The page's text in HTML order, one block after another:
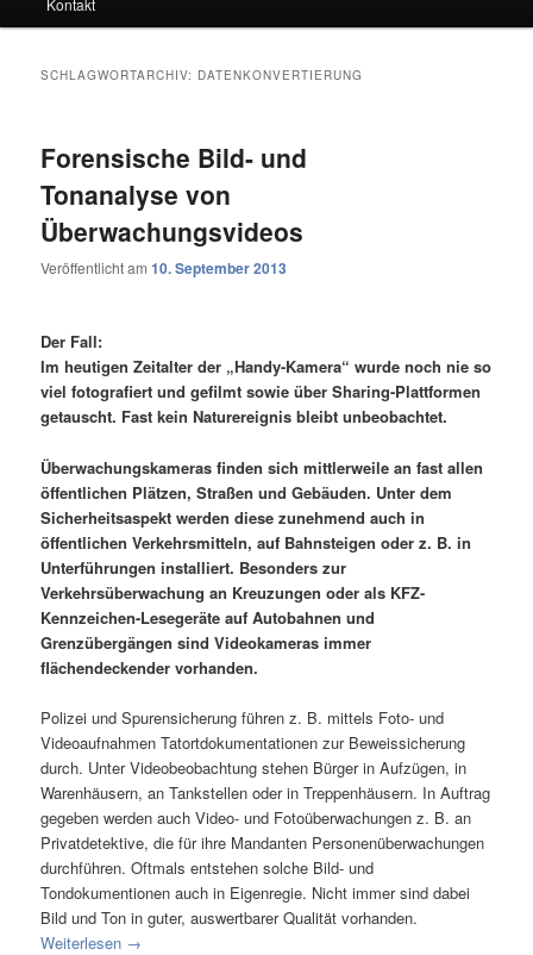
SCHLAGWORTARCHIV: DATENKONVERTIERUNG
Forensische Bild- und
Tonanalyse von
Überwachungsvideos
Veröffentlicht am10. September 2013
Der Fall:
Im heutigen Zeitalter der „Handy-Kamera“ wurde noch nie so
viel fotografiert und gefilmt sowie über Sharing-Plattformen
getauscht. Fast kein Naturereignis bleibt unbeobachtet.
Überwachungskameras finden sich mittlerweile an fast allen
öffentlichen Plätzen, Straßen und Gebäuden. Unter dem
Sicherheitsaspekt werden diese zunehmend auch in
öffentlichen Verkehrsmitteln, auf Bahnsteigen oder z. B. in
Unterführungen installiert. Besonders zur
Verkehrsüberwachung an Kreuzungen oder als KFZ-
Kennzeichen-Lesegeräte auf Autobahnen und
Grenzübergängen sind Videokameras immer
flächendeckender vorhanden.
Polizei und Spurensicherung führen z. B. mittels Foto- und
Videoaufnahmen Tatortdokumentationen zur Beweissicherung
durch. Unter Videobeobachtung stehen Bürger in Aufzügen, in
Warenhäusern, an Tankstellen oder in Treppenhäusern. In Auftrag
gegeben werden auch Video- und Fotoüberwachungen z. B. an
Privatdetektive, die für ihre Mandanten Personenüberwachungen
durchführen. Oftmals entstehen solche Bild- und
Tondokumentionen auch in Eigenregie. Nicht immer sind dabei
Bild und Ton in guter, auswertbarer Qualität vorhanden.
Weiterlesen →